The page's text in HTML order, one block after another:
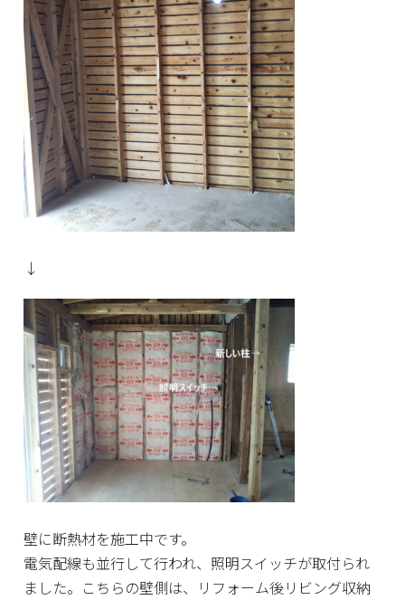
↓
壁に断熱材を施工中です。
電気配線も並行して行われ、照明スイッチが取付られ
ました。こちらの壁側は、リフォーム後リビング収納